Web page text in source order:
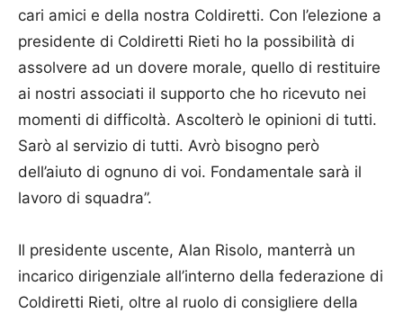
cari amici e della nostra Coldiretti. Con l’elezione a
presidente di Coldiretti Rieti ho la possibilità di
assolvere ad un dovere morale, quello di restituire
ai nostri associati il supporto che ho ricevuto nei
momenti di difficoltà. Ascolterò le opinioni di tutti.
Sarò al servizio di tutti. Avrò bisogno però
dell’aiuto di ognuno di voi. Fondamentale sarà il
lavoro di squadra”.
Il presidente uscente, Alan Risolo, manterrà un
incarico dirigenziale all’interno della federazione di
Coldiretti Rieti, oltre al ruolo di consigliere della